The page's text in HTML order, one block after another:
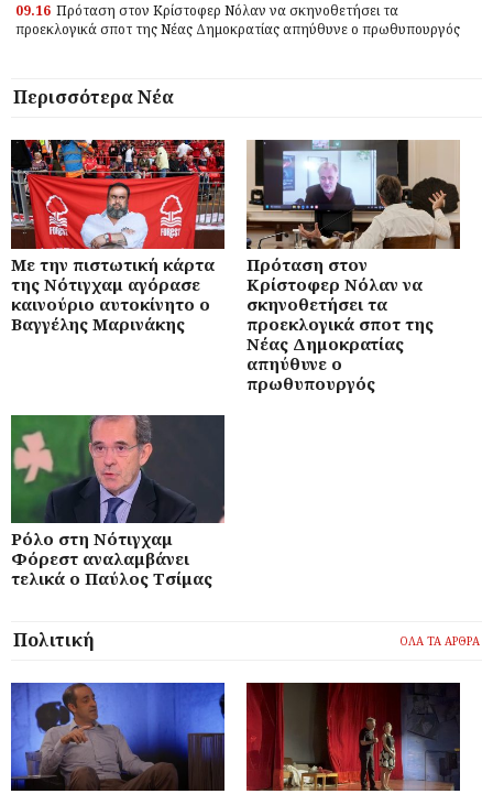
09.16 Πρόταση στον Κρίστοφερ Νόλαν να σκηνοθετήσει τα
προεκλογικά σποτ της Νέας Δημοκρατίας απηύθυνε ο πρωθυπουργός
Περισσότερα Νέα
Με την πιστωτική κάρτα
της Νότιγχαμ αγόρασε
καινούριο αυτοκίνητο ο
Βαγγέλης Μαρινάκης
Πρόταση στον
Κρίστοφερ Νόλαν να
σκηνοθετήσει τα
προεκλογικά σποτ της
Νέας Δημοκρατίας
απηύθυνε ο
πρωθυπουργός
Ρόλο στη Νότιγχαμ
Φόρεστ αναλαμβάνει
τελικά ο Παύλος Τσίμας
Πολιτική ΟΛΑ ΤΑ ΑΡΘΡΑ